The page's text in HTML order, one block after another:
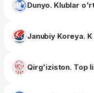
Dunyo. Klublar
Janubiy Koreya. K
Qirg'iziston. Top